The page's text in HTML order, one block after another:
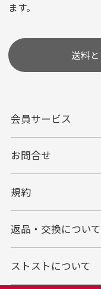
代金引換
代引手数料一
す。
代金引換での
す。
商品代金＋送
ます。
送料
会員サービス
お問合せ
規約
返品・交換について
ストストについて